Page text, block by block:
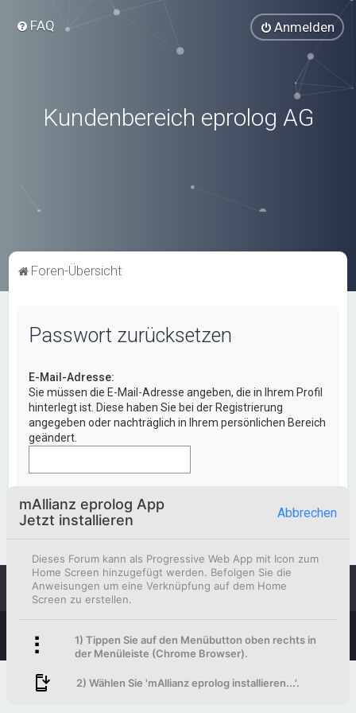
FAQ Anmelden
Kundenbereich eprolog AG
Foren-Übersicht
Passwort zurücksetzen
E-Mail-Adresse:
Sie müssen die E-Mail-Adresse angeben, die in Ihrem Profil
hinterlegt ist. Diese haben Sie bei der Registrierung
angegeben oder nachträglich in Ihrem persönlichen Bereich
geändert.
Foren-Übersicht Kontakt
Deutsche Übersetzung durchphpBB.de
mAllianz eprolog App
Jetzt installieren
Abbrechen
Dieses Forum kann als Progressive Web App mit Icon zum
Home Screen hinzugefügt werden. Befolgen Sie die
Anweisungen um eine Verknüpfung auf dem Home
Screen zu erstellen.
1) Tippen Sie auf den Menübutton oben rechts in
der Menüleiste (Chrome Browser).
2) Wählen Sie 'mAllianz eprolog installieren...'.